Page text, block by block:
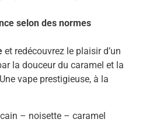
selon des normes
et redécouvrez le plaisir d’un
la douceur du caramel et la
vape prestigieuse, à la
– noisette – caramel